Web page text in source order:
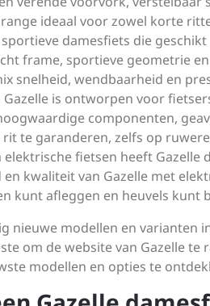
ideaal voor zowel korte
damesfiets die
frame, sportieve geometrie
snelheid, wendbaarheid en
is ontworpen voor
componenten,
te garanderen, zelfs op
fietsen heeft Gazelle
kwaliteit van Gazelle met
kunt afleggen en heuvels kunt
nieuwe modellen en varianten
om de website van Gazelle te
modellen en opties te